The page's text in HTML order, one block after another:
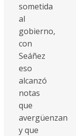
sometida
al
gobierno,
con
Seáñez
eso
alcanzó
notas
que
avergüenzan
y que